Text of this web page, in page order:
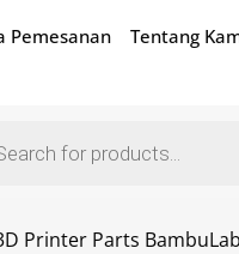
Pemesanan Tentang
Printer Parts